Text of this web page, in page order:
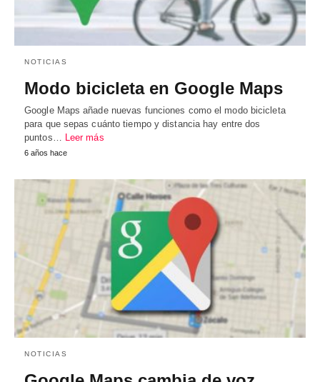
NOTICIAS
Modo bicicleta en Google Maps
Google Maps añade nuevas funciones como el modo bicicleta
para que sepas cuánto tiempo y distancia hay entre dos
puntos… Leer más
6 años hace
NOTICIAS